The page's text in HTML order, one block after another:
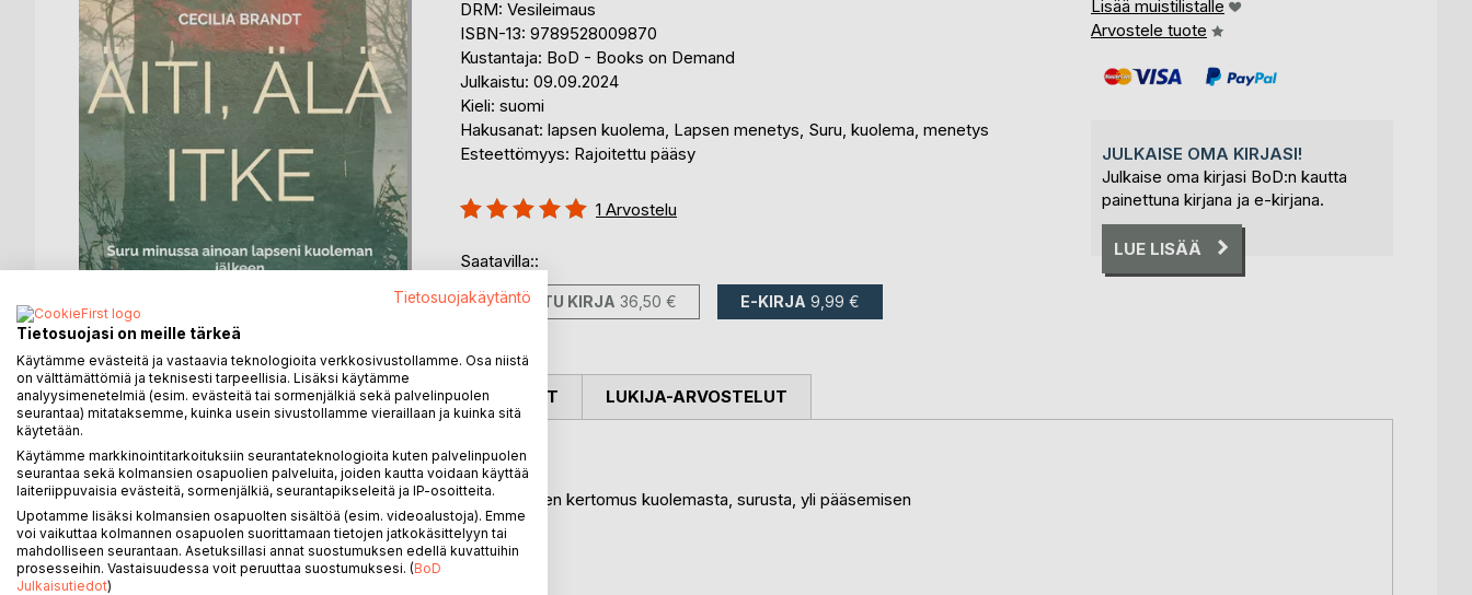
DRM: Vesileimaus
ISBN-13: 9789528009870
Kustantaja: BoD - Books on Demand
Julkaistu: 09.09.2024
Kieli: suomi
Hakusanat: lapsen kuolema, Lapsen menetys, Suru, kuolema, menetys
Esteettömyys: Rajoitettu pääsy
Arvostelu::
1 Arvostelu
Saatavilla::
PAINETTU KIRJA 36,50 € E-KIRJA 9,99 €
Lisää muistilistalle
Arvostele tuote
JULKAISE OMA KIRJASI!
Julkaise oma kirjasi BoD:n kautta
painettuna kirjana ja e-kirjana.
LUE LISÄÄ
KUVAUS
Yksi lapsi, yksi äiti ja loppuelämän kestävä menetys.
Äiti, älä itke on ainoan lapsensa menettäneen äidin rehellinen kertomus kuolemasta, surusta, yli pääsemisen
vaikeudesta ja kaksi sukua tuhoavasta menetyksestä.
"Sitten kun menen niin äiti älä ole surullinen"
KIRJAILIJA LEHDISTÖARVOSTELUT LUKIJA-ARVOSTELUT
Tietosuojakäytäntö
Tietosuojasi on meille tärkeä
Käytämme evästeitä ja vastaavia teknologioita verkkosivustollamme. Osa niistä
on välttämättömiä ja teknisesti tarpeellisia. Lisäksi käytämme
analyysimenetelmiä (esim. evästeitä tai sormenjälkiä sekä palvelinpuolen
seurantaa) mitataksemme, kuinka usein sivustollamme vieraillaan ja kuinka sitä
käytetään.
Käytämme markkinointitarkoituksiin seurantateknologioita kuten palvelinpuolen
seurantaa sekä kolmansien osapuolien palveluita, joiden kautta voidaan käyttää
laiteriippuvaisia evästeitä, sormenjälkiä, seurantapikseleitä ja IP-osoitteita.
Upotamme lisäksi kolmansien osapuolten sisältöä (esim. videoalustoja). Emme
voi vaikuttaa kolmannen osapuolen suorittamaan tietojen jatkokäsittelyyn tai
mahdolliseen seurantaan. Asetuksillasi annat suostumuksen edellä kuvattuihin
prosesseihin. Vastaisuudessa voit peruuttaa suostumuksesi. (BoD
Julkaisutiedot)